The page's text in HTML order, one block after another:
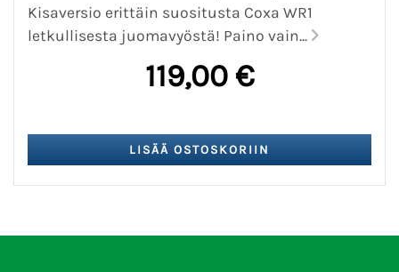
Kisaversio erittäin suositusta Coxa WR1
letkullisesta juomavyöstä! Paino vain...
119,00 €